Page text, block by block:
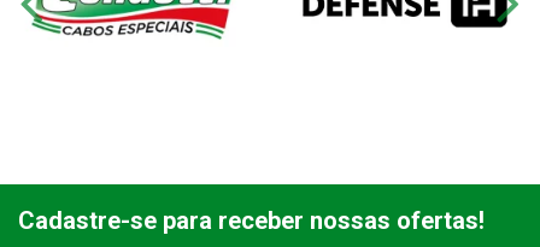
Cadastre-se para receber nossas ofertas!